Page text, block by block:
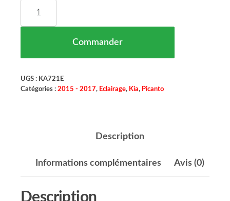
Commander
UGS : KA721E
Catégories : 2015 - 2017, Eclairage, Kia, Picanto
Description
Informations complémentaires Avis (0)
Description